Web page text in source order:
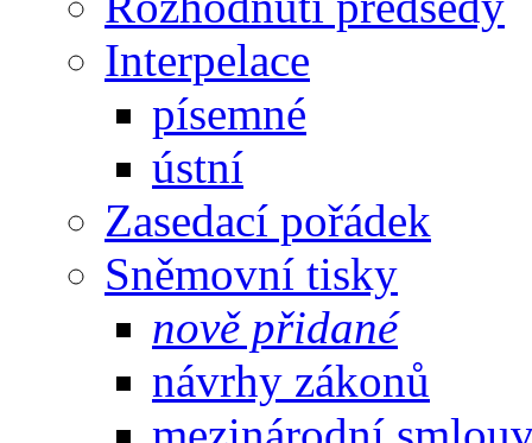
Interpelace
písemné
ústní
Zasedací pořádek
Sněmovní tisky
nově přidané
návrhy zákonů